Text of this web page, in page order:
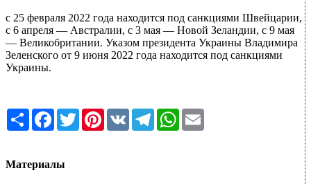
с 25 февраля 2022 года находится под санкциями Швейцарии,
с 6 апреля — Австралии, с 3 мая — Новой Зеландии, с 9 мая
— Великобритании. Указом президента Украины Владимира
Зеленского от 9 июня 2022 года находится под санкциями
Украины.
Share Facebook
TwitterPinterest
VK TelegramWhatsApp
Материалы